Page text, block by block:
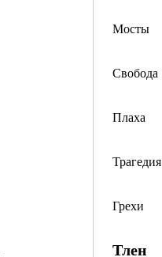
Мосты
Свобода
Плаха
Трагедия
Грехи
Тлен